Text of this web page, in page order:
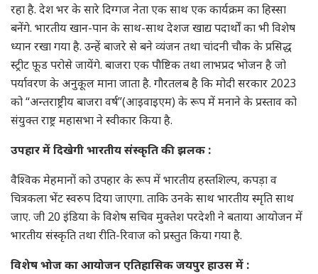
रहा है. देश भर के सारे दिग्गज नेता एक साथ एक कार्यक्रम का हिस्सा
बनेंगे. भारतीय खान-पान के साथ-साथ देशज खाद्य पदार्थों का भी विशेष
ध्यान रखा गया है. उन्हें बाजरे से बने व्यंजन तथा चांदनी चौक के प्रसिद्ध
स्ट्रीट फ़ूड परोसे जायेंगे. बाजरा एक पौष्टिक तथा लाभप्रद भोजन है जो
पर्यावरण के अनुकूल माना जाता है. गौरतलब है कि मोदी सरकार 2023
को “अन्तराष्ट्रीय बाजरा वर्ष”(आइवाइएम) के रूप में मनाने के प्रस्ताव को
संयुक्त राष्ट्र महासभा ने स्वीकार किया है.
उपहार में दिखेगी भारतीय संस्कृति की झलक :
वैश्विक मेहमानों को उपहार के रूप में भारतीय हस्तशिल्प, कपड़ा व
चित्रकला भेंट स्वरुप दिया जाएगा. ताकि उनके साथ भारतीय स्मृति साथ
जाए. जी 20 इंडिया के विशेष सचिव मुक्तेश परदेशी ने बताया आयोजन में
भारतीय संस्कृति तथा रीति-रिवाज को प्रस्तुत किया गया है.
विशेष भोज का आयोजन एतिहासिक जयपुर हाउस में :